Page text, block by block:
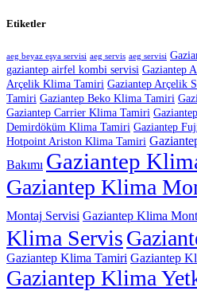
Etiketler
aeg beyaz eşya servisi aeg servis aeg servisi
gaziantep airfel kombi servisi Gaziantep
Arçelik Klima Tamiri Gaziantep Arçelik
Tamiri Gaziantep Beko Klima Tamiri
Gaziantep Carrier Klima Tamiri
Demirdöküm Klima Tamiri Gaziantep
Hotpoint Ariston Klima Tamiri
Bakımı Gaziantep
Gaziantep Klima
Montaj Servisi Gaziantep Klima
Klima Servis
Gaziantep Klima Tamiri Gaziantep
Gaziantep Klima